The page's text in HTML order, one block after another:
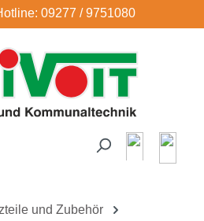
09277 / 9751080
und Zubehör